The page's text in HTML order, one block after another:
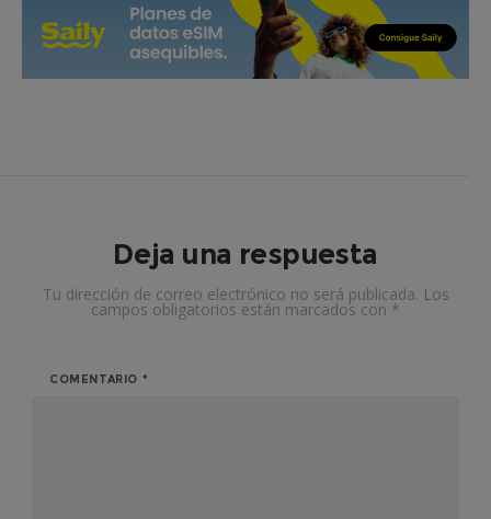
Deja una respuesta
Tu dirección de correo electrónico no será publicada. Los
campos obligatorios están marcados con *
COMENTARIO *